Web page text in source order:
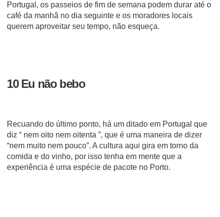
Portugal, os passeios de fim de semana podem durar até o
café da manhã no dia seguinte e os moradores locais
querem aproveitar seu tempo, não esqueça.
10 Eu não bebo
Recuando do último ponto, há um ditado em Portugal que
diz “ nem oito nem oitenta ”, que é uma maneira de dizer
“nem muito nem pouco”. A cultura aqui gira em torno da
comida e do vinho, por isso tenha em mente que a
experiência é uma espécie de pacote no Porto.